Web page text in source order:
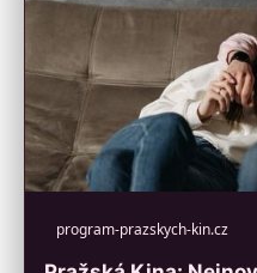
program-prazskych-kin.cz